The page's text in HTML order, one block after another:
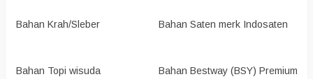
Bahan Krah/Sleber Bahan Saten merk Indosaten
Bahan Topi wisuda Bahan Bestway (BSY) Premium